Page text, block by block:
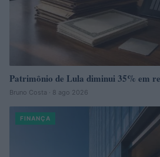
Patrimônio de Lula diminui 35% em
Bruno Costa · 8 ago 2026
FINANÇA